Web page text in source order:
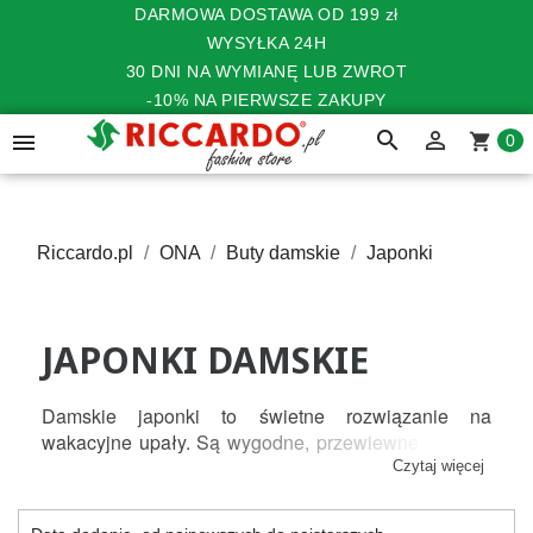
DARMOWA DOSTAWA OD 199 zł
WYSYŁKA 24H
30 DNI NA WYMIANĘ LUB ZWROT
-10% NA PIERWSZE ZAKUPY
 search  shopping_cart 0
Riccardo.pl ONA Buty damskie Japonki
JAPONKI DAMSKIE
Damskie japonki to świetne rozwiązanie na
wakacyjne upały. Są wygodne, przewiewne i lekkie,
a wiele dostępnych wzorów i fasonów sprawia, że
Czytaj więcej